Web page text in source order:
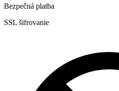
Bezpečná platba
SSL šifrovanie